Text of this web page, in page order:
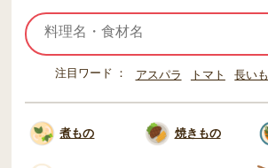
注目ワード アスパラ トマト 長いも
煮もの 焼きもの